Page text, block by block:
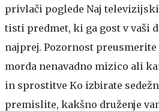
privlači poglede Naj
tisti predmet, ki ga gost v vaši
najprej. Pozornost
morda nenavadno mizico ali
in sprostitve Ko izbirate
premislite, kakšno druženje